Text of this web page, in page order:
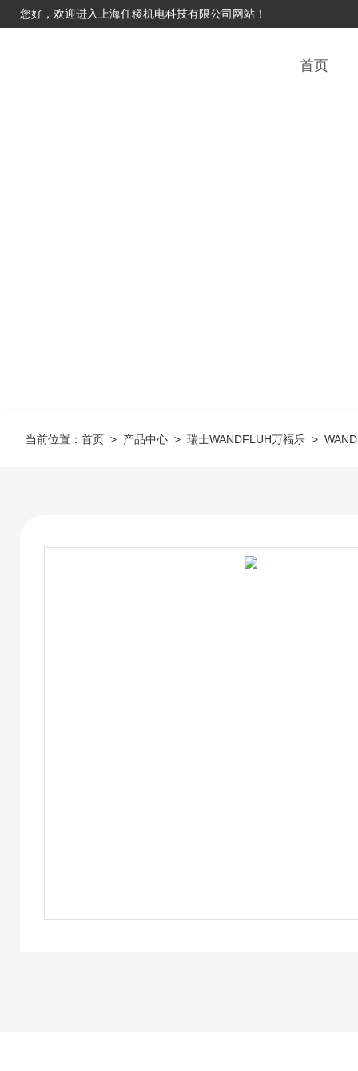
您好，欢迎进入上海任稷机电科技有限公司网站！
首页
当前位置： 首页 > 产品中心 > 瑞士WANDFLUH万福乐 >